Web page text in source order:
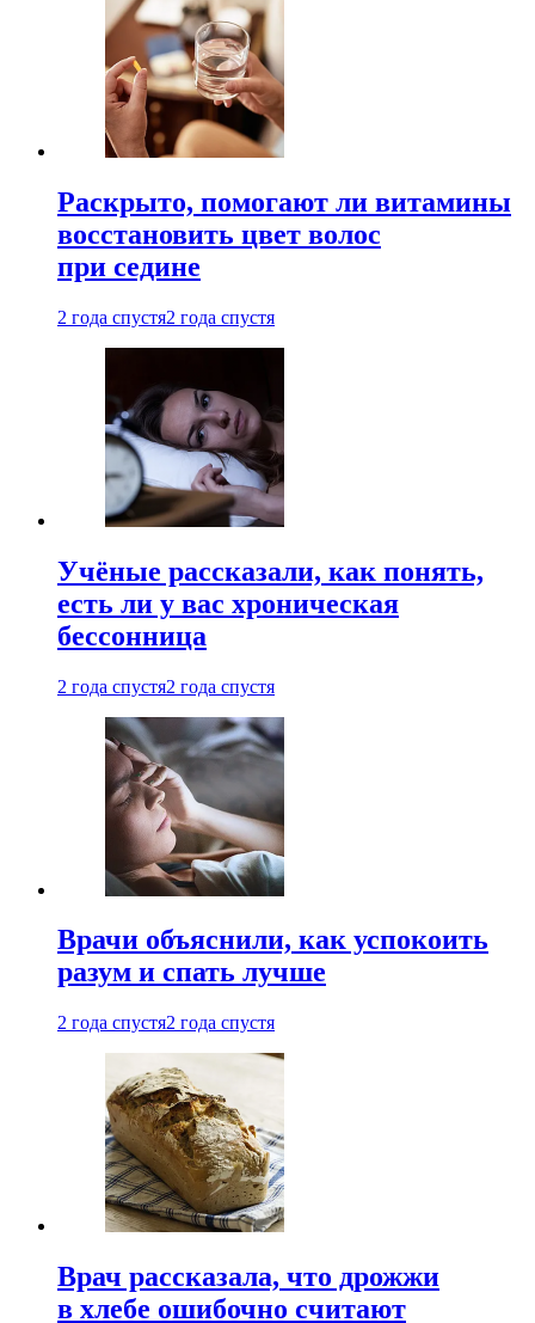
Раскрыто, помогают ли витамины
восстановить цвет волос
при седине
2 года спустя2 года спустя
Учёные рассказали, как понять,
есть ли у вас хроническая
бессонница
2 года спустя2 года спустя
Врачи объяснили, как успокоить
разум и спать лучше
2 года спустя2 года спустя
Врач рассказала, что дрожжи
в хлебе ошибочно считают